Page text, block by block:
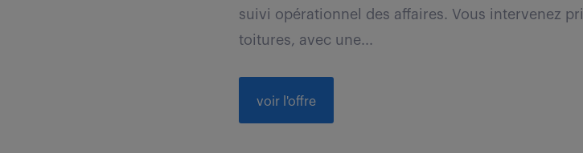
suivi opérationnel des affaires. Vous intervenez
toitures, avec une...
voir l'offre